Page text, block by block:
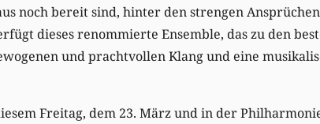
noch bereit sind, hinter den strengen
dieses renommierte Ensemble, das zu den
und prachtvollen Klang und eine
Freitag, dem 23. März und in der